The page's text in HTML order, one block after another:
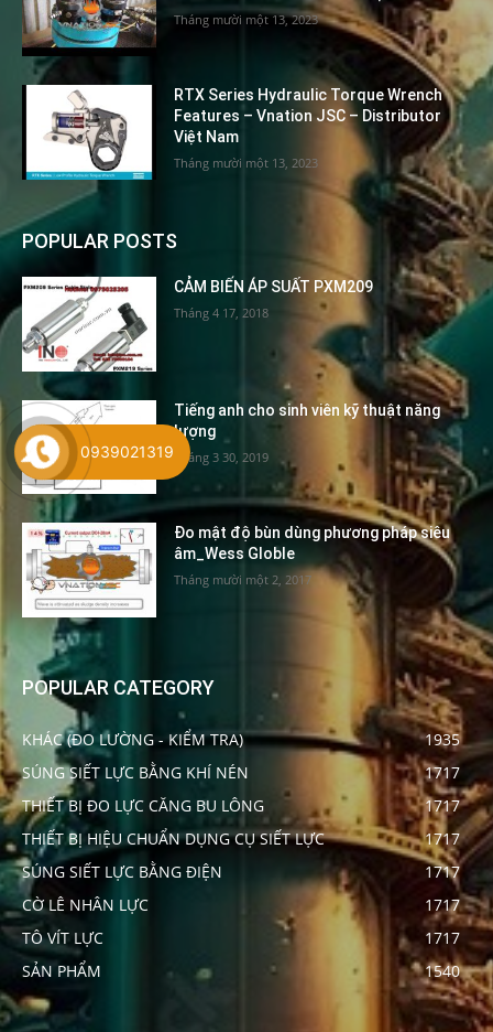
Tháng mười một 13, 2023
RTX Series Hydraulic Torque Wrench
Features – Vnation JSC – Distributor
Việt Nam
Tháng mười một 13, 2023
POPULAR POSTS
CẢM BIẾN ÁP SUẤT PXM209
Tháng 4 17, 2018
Tiếng anh cho sinh viên kỹ thuật năng
lượng
Tháng 3 30, 2019
Đo mật độ bùn dùng phương pháp siêu
âm_Wess Globle
Tháng mười một 2, 2017
POPULAR CATEGORY
KHÁC (ĐO LƯỜNG - KIỂM TRA)
1935
SÚNG SIẾT LỰC BẰNG KHÍ NÉN
1717
THIẾT BỊ ĐO LỰC CĂNG BU LÔNG
1717
THIẾT BỊ HIỆU CHUẨN DỤNG CỤ SIẾT LỰC
1717
SÚNG SIẾT LỰC BẰNG ĐIỆN
1717
CỜ LÊ NHÂN LỰC
1717
TÔ VÍT LỰC
1717
SẢN PHẨM
1540
0939021319